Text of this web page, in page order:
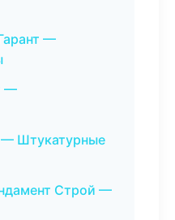
—
—
Штукатурные
Строй —